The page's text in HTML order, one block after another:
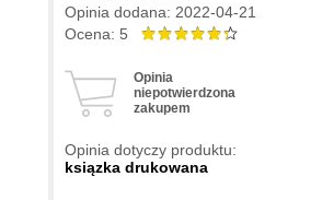
Opinia dodana: 2022-04-21
Ocena: 5
Opinia
niepotwierdzona
zakupem
Opinia dotyczy produktu:
ksiązka drukowana